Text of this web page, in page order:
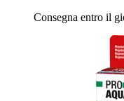
Consegna entro il